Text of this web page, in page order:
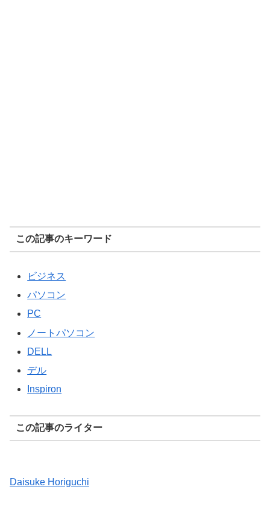
この記事のキーワード
ビジネス
パソコン
PC
ノートパソコン
DELL
デル
Inspiron
この記事のライター
Daisuke Horiguchi